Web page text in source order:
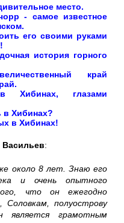
место.
- самое известное
его своими руками
история горного
край
Хибинах, глазами
в Хибинах?
в Хибинах!
Васильев:
около 8 лет. Знаю его
и очень опытного
что он ежегодно
полуострову
грамотным